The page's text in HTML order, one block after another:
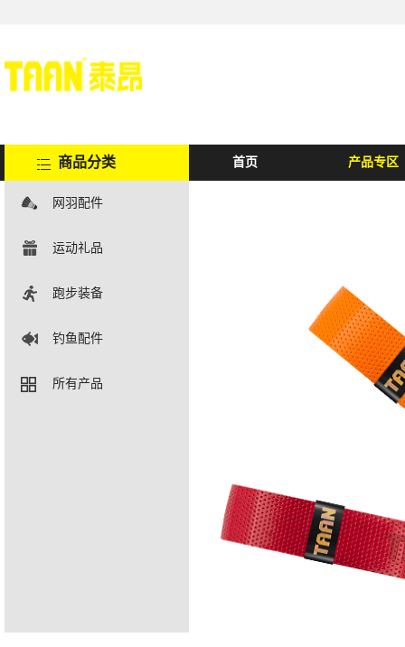
商品分类
网羽配件
运动礼品
跑步装备
钓鱼配件
所有产品
首页 产品专区